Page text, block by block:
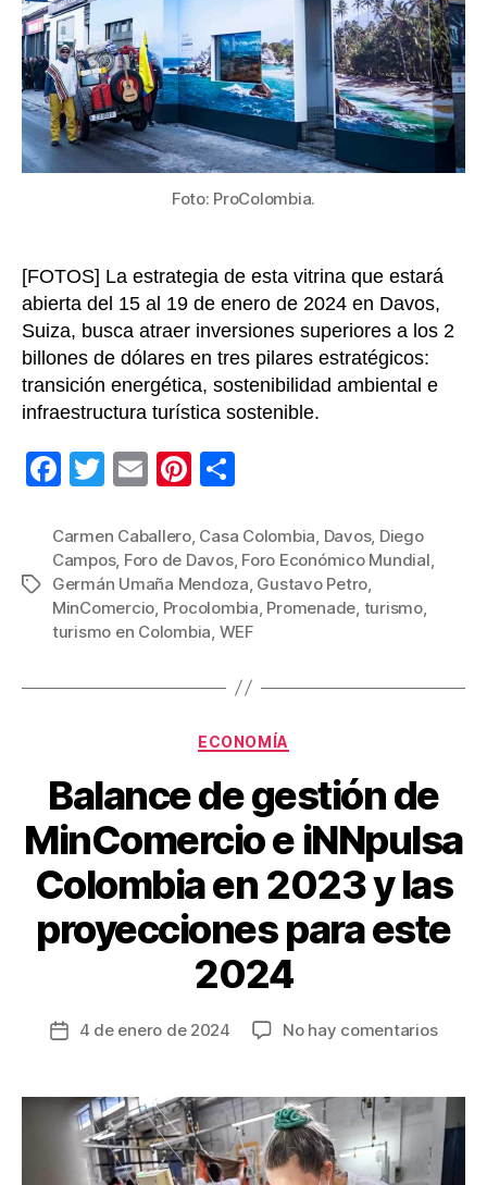
en
por
el
Petro
Foto: ProColombia.
[FOTOS] La estrategia de esta vitrina que estará
abierta del 15 al 19 de enero de 2024 en Davos,
Suiza, busca atraer inversiones superiores a los 2
billones de dólares en tres pilares estratégicos:
transición energética, sostenibilidad ambiental e
infraestructura turística sostenible.
F
c
e
b
o
o
T
tt
er
E
ail
Pi
er
e
st
m
p
ar
tir
Etiquetas
Carmen Caballero, Casa Colombia Davos, Diego
Campos, Foro de Davos, Foro Económico Mundial
Germán Umaña Mendoza Gustavo Petro
MinComercio Procolombia Promenade turismo,
turismo en Colombia WEF
Categorías
ECONOMÍA
Balance de gestión de
MinComercio e iNNpulsa
Colombia en 2023 y las
proyecciones para este
2024
Fecha
entrada
4 de enero de 2024 No hay comentariosen
de
e